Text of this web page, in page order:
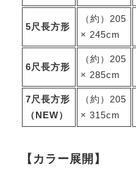
5尺長方形
（約）205
× 245cm
6尺長方形
（約）205
× 285cm
7尺長方形
（NEW）
（約）205
× 315cm
【カラー展開】